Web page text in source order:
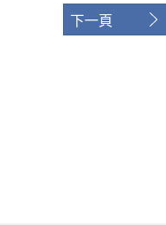
下一頁